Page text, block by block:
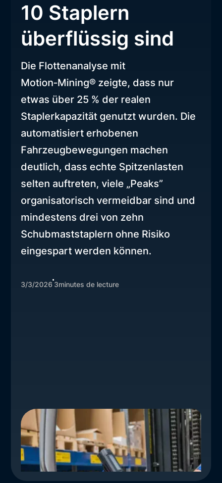
10 Staplern
überflüssig sind
Die Flottenanalyse mit
Motion‑Mining® zeigte, dass nur
etwas über 25 % der realen
Staplerkapazität genutzt wurden. Die
automatisiert erhobenen
Fahrzeugbewegungen machen
deutlich, dass echte Spitzenlasten
selten auftreten, viele „Peaks”
organisatorisch vermeidbar sind und
mindestens drei von zehn
Schubmaststaplern ohne Risiko
eingespart werden können.
3/3/2026 3minutes de lecture